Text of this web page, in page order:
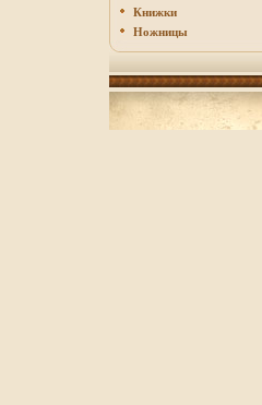
Книжки
Ножницы